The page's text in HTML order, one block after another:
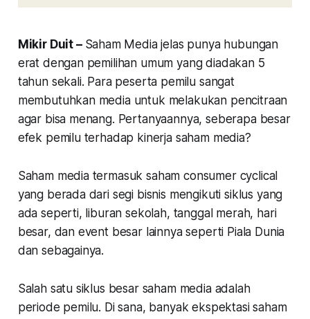
Mikir Duit – Saham Media jelas punya hubungan
erat dengan pemilihan umum yang diadakan 5
tahun sekali. Para peserta pemilu sangat
membutuhkan media untuk melakukan pencitraan
agar bisa menang. Pertanyaannya, seberapa besar
efek pemilu terhadap kinerja saham media?
Saham media termasuk sahamconsumer cyclical
yang berada dari segi bisnis mengikuti siklus yang
ada seperti, liburan sekolah, tanggal merah, hari
besar, dan event besar lainnya seperti Piala Dunia
dan sebagainya.
Salah satu siklus besar saham media adalah
periode pemilu. Di sana, banyak ekspektasi saham